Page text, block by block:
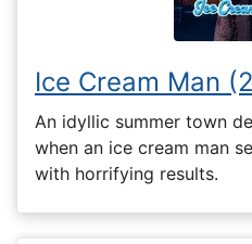
Ice Cream Man
An idyllic summer town
when an ice cream man
with horrifying results.